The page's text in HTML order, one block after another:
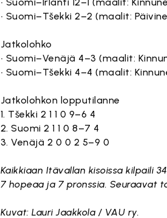
• Suomi–Tšekki 2–2 (maalit:
Jatkolohko
• Suomi–Venäjä 4–3 (maalit:
• Suomi–Tšekki 4–4 (maalit:
Jatkolohkon lopputilanne
1. Tšekki 2 1 1 0 9–6 4
2. Suomi 2 1 1 0 8–7 4
3. Venäjä 2 0 0 2 5–9 0
Kaikkiaan Itävallan kisoissa kilpaili
7 hopeaa ja 7 pronssia. Seuraavat
Kuvat: Lauri Jaakkola / VAU ry.